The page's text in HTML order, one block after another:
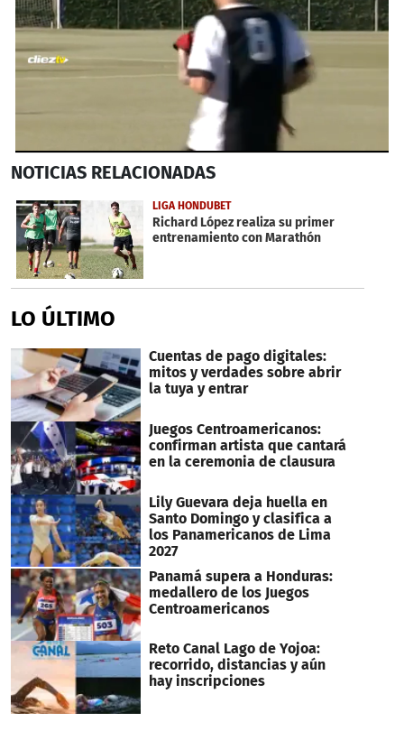
seconds
2
minutes,
20
seconds
NOTICIAS RELACIONADAS
LIGA HONDUBET
Richard López realiza su primer
entrenamiento con Marathón
LO ÚLTIMO
Cuentas de pago digitales:
mitos y verdades sobre abrir
la tuya y entrar
Juegos Centroamericanos:
confirman artista que cantará
en la ceremonia de clausura
Lily Guevara deja huella en
Santo Domingo y clasifica a
los Panamericanos de Lima
2027
Panamá supera a Honduras:
medallero de los Juegos
Centroamericanos
Reto Canal Lago de Yojoa:
recorrido, distancias y aún
hay inscripciones